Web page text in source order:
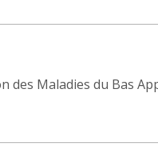
des Maladies du Bas